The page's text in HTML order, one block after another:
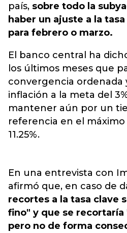
país, sobre todo la
haber un ajuste a la
para febrero o marzo.
El banco central ha
los últimos meses que
convergencia ordenada
inflación a la meta del
mantener aún por un
referencia en el máximo
11.25%.
En una entrevista con
afirmó que, en caso de
recortes a la tasa clave
fino" y que se recortaría
pero no de forma